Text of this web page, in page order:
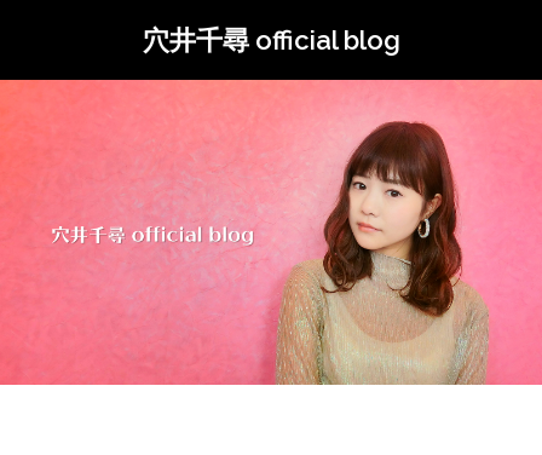
テ
穴井千尋 official blog